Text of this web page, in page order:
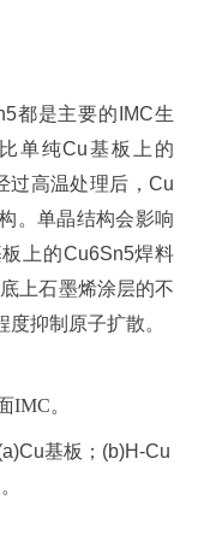
都是主要的IMC生
单纯Cu基板上的
过高温处理后，Cu
。单晶结构会影响
上的Cu6Sn5焊料
上石墨烯涂层的不
抑制原子扩散。
基板；(b)H-Cu